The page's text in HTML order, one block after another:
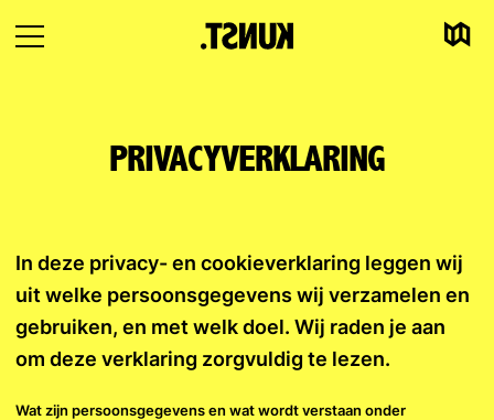
Naar
Navigatie
Kaart
PRIVACYVERKLARING
In deze privacy- en cookieverklaring leggen wij
uit welke persoonsgegevens wij verzamelen en
gebruiken, en met welk doel. Wij raden je aan
om deze verklaring zorgvuldig te lezen.
Wat zijn persoonsgegevens en wat wordt verstaan onder